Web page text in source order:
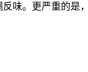
味。更严重的